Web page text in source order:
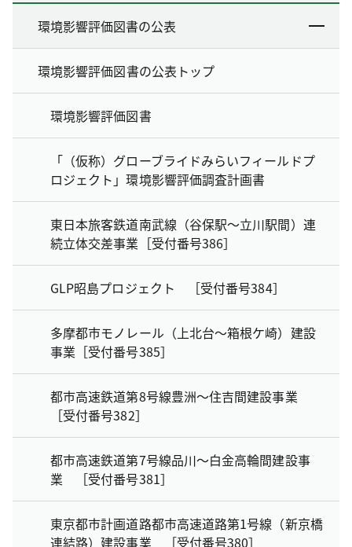
環境影響評価図書の公表
環境影響評価図書の公表トップ
環境影響評価図書
「（仮称）グローブライドみらいフィールドプ
ロジェクト」環境影響評価調査計画書
東日本旅客鉄道南武線（谷保駅～立川駅間）連
続立体交差事業［受付番号386］
GLP昭島プロジェクト ［受付番号384］
多摩都市モノレール（上北台～箱根ケ崎）建設
事業［受付番号385］
都市高速鉄道第8号線豊洲～住吉間建設事業
［受付番号382］
都市高速鉄道第7号線品川～白金高輪間建設事
業 ［受付番号381］
東京都市計画道路都市高速道路第1号線（新京橋
連結路）建設事業 ［受付番号380］